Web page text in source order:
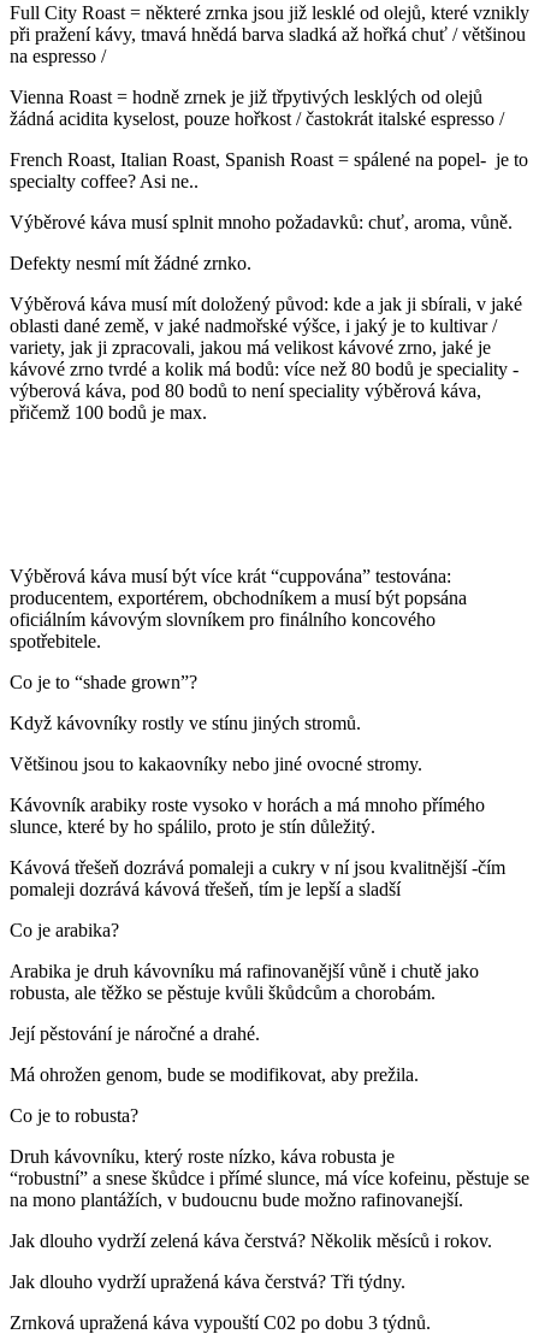
Full City Roast = některé zrnka jsou již lesklé od olejů, které vznikly
při pražení kávy, tmavá hnědá barva sladká až hořká chuť / většinou
na espresso /
Vienna Roast = hodně zrnek je již třpytivých lesklých od olejů
žádná acidita kyselost, pouze hořkost / častokrát italské espresso /
French Roast, Italian Roast, Spanish Roast = spálené na popel- je to
specialty coffee? Asi ne..
Výběrové káva musí splnit mnoho požadavků: chuť, aroma, vůně.
Defekty nesmí mít žádné zrnko.
Výběrová káva musí mít doložený původ: kde a jak ji sbírali, v jaké
oblasti dané země, v jaké nadmořské výšce, i jaký je to kultivar /
variety, jak ji zpracovali, jakou má velikost kávové zrno, jaké je
kávové zrno tvrdé a kolik má bodů: více než 80 bodů je speciality -
výberová káva, pod 80 bodů to není speciality výběrová káva,
přičemž 100 bodů je max.
Výběrová káva musí být více krát “cuppována” testována:
producentem, exportérem, obchodníkem a musí být popsána
oficiálním kávovým slovníkem pro finálního koncového
spotřebitele.
Co je to “shade grown”?
Když kávovníky rostly ve stínu jiných stromů.
Většinou jsou to kakaovníky nebo jiné ovocné stromy.
Kávovník arabiky roste vysoko v horách a má mnoho přímého
slunce, které by ho spálilo, proto je stín důležitý.
Kávová třešeň dozrává pomaleji a cukry v ní jsou kvalitnější -čím
pomaleji dozrává kávová třešeň, tím je lepší a sladší
Co je arabika?
Arabika je druh kávovníku má rafinovanější vůně i chutě jako
robusta, ale těžko se pěstuje kvůli škůdcům a chorobám.
Její pěstování je náročné a drahé.
Má ohrožen genom, bude se modifikovat, aby prežila.
Co je to robusta?
Druh kávovníku, který roste nízko, káva robusta je
“robustní” a snese škůdce i přímé slunce, má více kofeinu, pěstuje se
na mono plantážích, v budoucnu bude možno rafinovanejší.
Jak dlouho vydrží zelená káva čerstvá? Několik měsíců i rokov.
Jak dlouho vydrží upražená káva čerstvá? Tři týdny.
Zrnková upražená káva vypouští C02 po dobu 3 týdnů.